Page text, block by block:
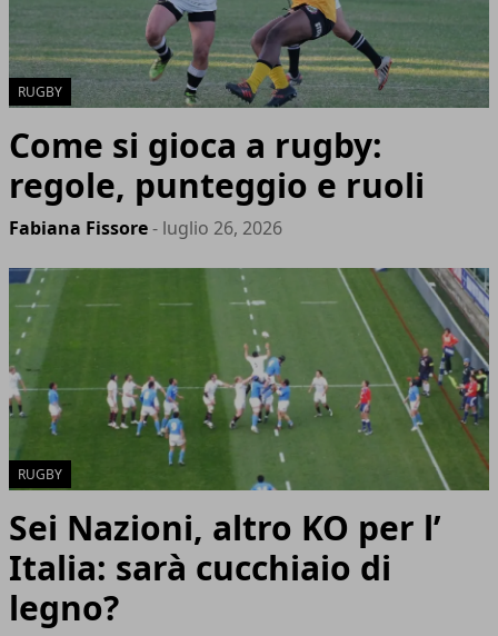
RUGBY
Come si gioca a rugby:
regole, punteggio e ruoli
Fabiana Fissore- luglio 26, 2026
RUGBY
Sei Nazioni, altro KO per l’
Italia: sarà cucchiaio di
legno?